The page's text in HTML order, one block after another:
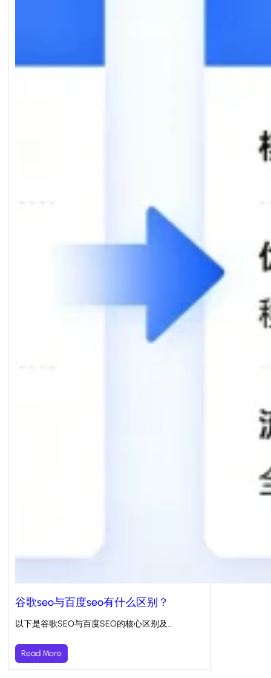
谷歌seo与百度seo有什么区别？
以下是谷歌SEO与百度SEO的核心区别及…
Read More